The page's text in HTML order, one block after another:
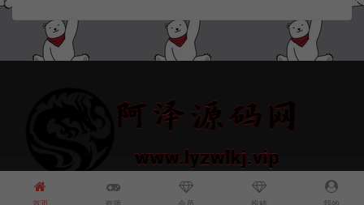
© 2021~2026 阿泽源码网 www.lyzwlkj.vip 冷雨泽
豫
ICP备2022000516号-1